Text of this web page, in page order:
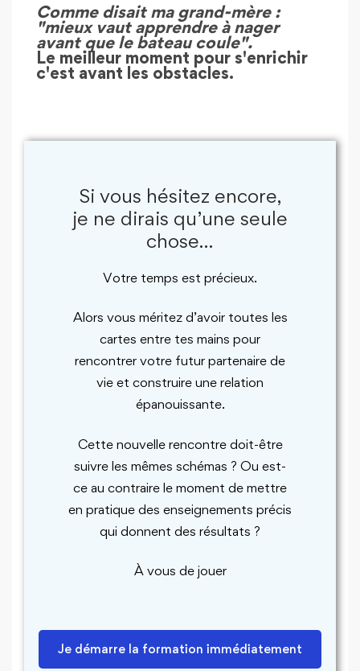
Comme disait ma grand-mère :
"mieux vaut apprendre à nager
avant que le bateau coule".
Le meilleur moment pour s'enrichir
c'est avant les obstacles.
Si vous hésitez encore,
je ne dirais qu’une seule
chose…
Votre temps est précieux.
Alors vous méritez d’avoir toutes les
cartes entre tes mains pour
rencontrer votre futur partenaire de
vie et construire une relation
épanouissante.
Cette nouvelle rencontre doit-être
suivre les mêmes schémas ? Ou est-
ce au contraire le moment de mettre
en pratique des enseignements précis
qui donnent des résultats ?
À vous de jouer
Je démarre la formation immédiatement